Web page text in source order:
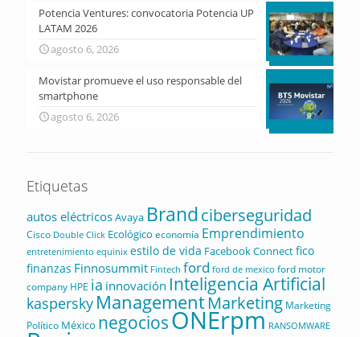
Potencia Ventures: convocatoria Potencia UP
LATAM 2026
agosto 6, 2026
Movistar promueve el uso responsable del
smartphone
agosto 6, 2026
Etiquetas
autos eléctricosAvaya Brandciberseguridad
Cisco Double Click Ecológico economía Emprendimiento
entretenimiento equinix estilo de vida Facebook Connectfico
finanzas Finnosummit Fintech ford ford de mexico ford motor
company HPE ia innovación Inteligencia Artificial
kaspersky ManagementMarketing Marketing
Político México negociosONErpm RANSOMWARE